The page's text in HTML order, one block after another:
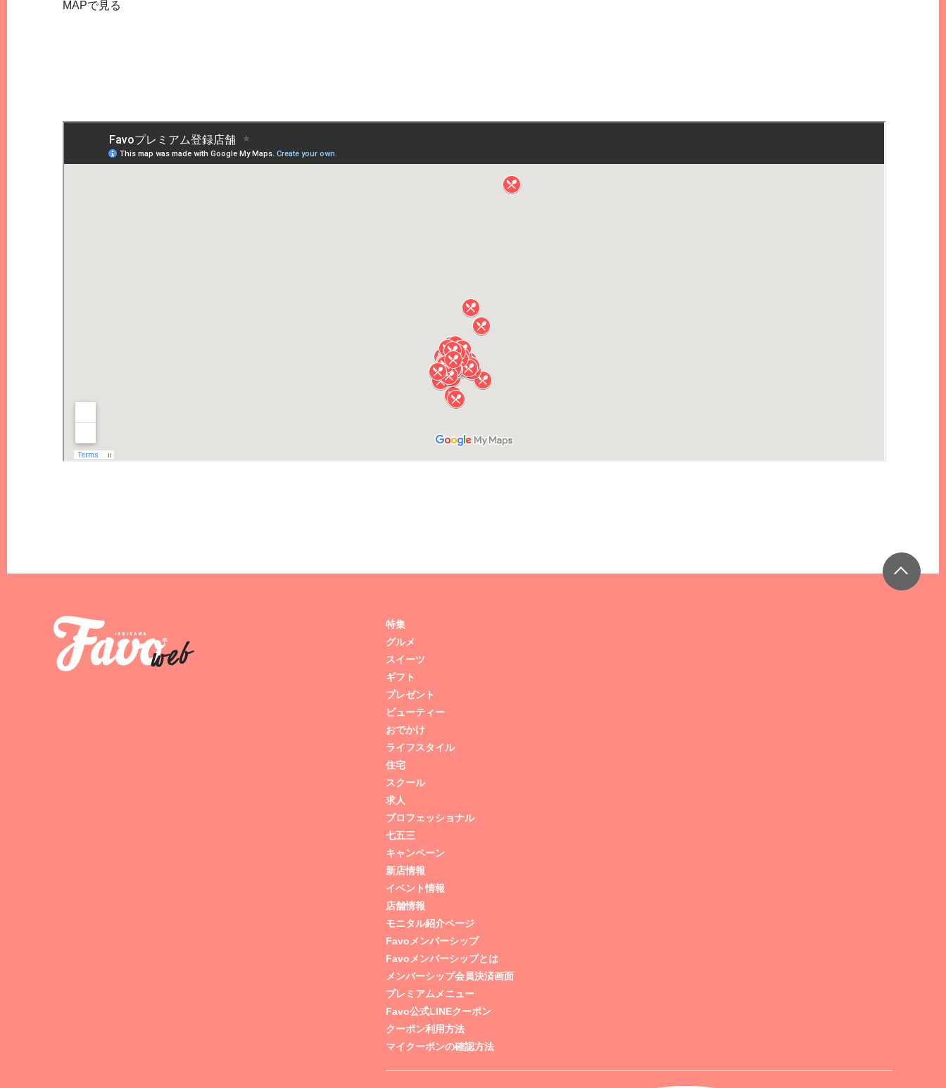
MAPで見る
特集
グルメ
スイーツ
ギフト
プレゼント
ビューティー
おでかけ
ライフスタイル
住宅
スクール
求人
プロフェッショナル
七五三
キャンペーン
新店情報
イベント情報
店舗情報
モニタル紹介ページ
Favoメンバーシップ
Favoメンバーシップとは
メンバーシップ会員決済画面
プレミアムメニュー
Favo公式LINEクーポン
クーポン利用方法
マイクーポンの確認方法